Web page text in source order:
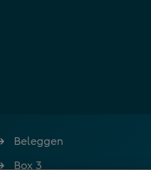
Beleggen
Box 3